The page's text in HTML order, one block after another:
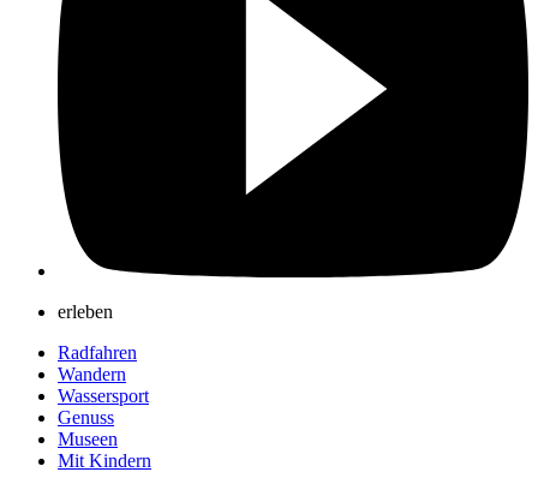
erleben
Radfahren
Wandern
Wassersport
Genuss
Museen
Mit Kindern